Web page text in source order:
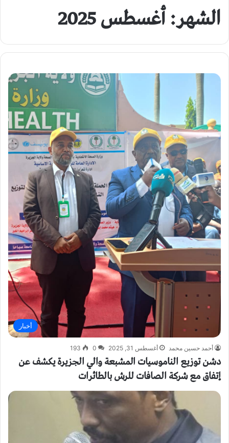
الشهر: أغسطس 2025
أخبار
أحمد حسين محمد أغسطس 31, 2025 0
193
دشن توزيع الناموسيات المشبعة والي الجزيرة يكشف عن
إتفاق مع شركة الصافات للرش بالطائرات